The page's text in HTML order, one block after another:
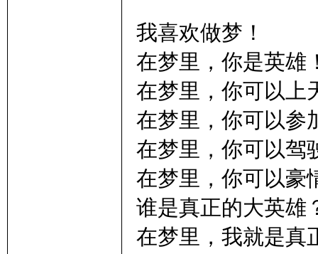
我喜欢做梦！
在梦里，你是英雄
在梦里，你可以上
在梦里，你可以参
在梦里，你可以驾
在梦里，你可以豪
谁是真正的大英雄
在梦里，我就是真